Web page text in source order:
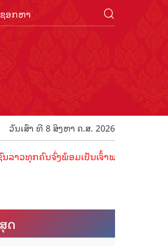
ວັນເສົາ ທີ 8 ສິງຫາ ຄ.ສ. 2026
ນຈົ່ງພ້ອມເປັນເຈົ້າພາບທີ່ດີ ຕ້ອນຮັບນັກທ່ອ
ດ